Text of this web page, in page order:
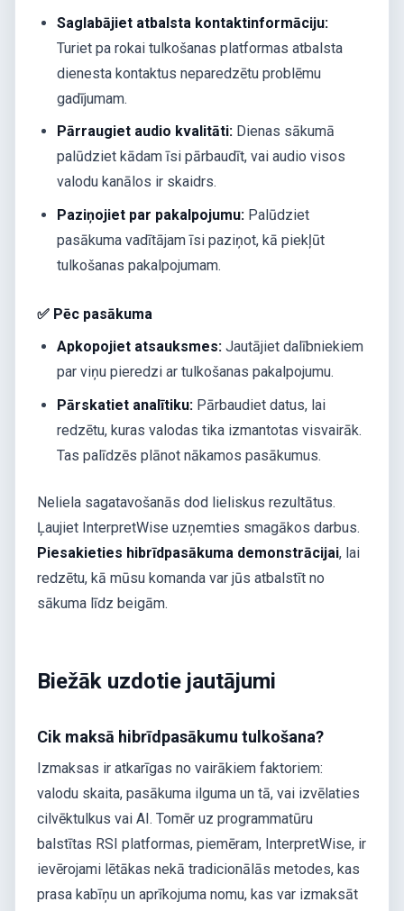
Saglabājiet atbalsta kontaktinformāciju:
Turiet pa rokai tulkošanas platformas atbalsta
dienesta kontaktus neparedzētu problēmu
gadījumam.
Pārraugiet audio kvalitāti: Dienas sākumā
palūdziet kādam īsi pārbaudīt, vai audio visos
valodu kanālos ir skaidrs.
Paziņojiet par pakalpojumu: Palūdziet
pasākuma vadītājam īsi paziņot, kā piekļūt
tulkošanas pakalpojumam.
✅ Pēc pasākuma
Apkopojiet atsauksmes: Jautājiet dalībniekiem
par viņu pieredzi ar tulkošanas pakalpojumu.
Pārskatiet analītiku: Pārbaudiet datus, lai
redzētu, kuras valodas tika izmantotas visvairāk.
Tas palīdzēs plānot nākamos pasākumus.
Neliela sagatavošanās dod lieliskus rezultātus.
Ļaujiet InterpretWise uzņemties smagākos darbus.
Piesakieties hibrīdpasākuma demonstrācijai, lai
redzētu, kā mūsu komanda var jūs atbalstīt no
sākuma līdz beigām.
Biežāk uzdotie jautājumi
Cik maksā hibrīdpasākumu tulkošana?
Izmaksas ir atkarīgas no vairākiem faktoriem:
valodu skaita, pasākuma ilguma un tā, vai izvēlaties
cilvēktulkus vai AI. Tomēr uz programmatūru
balstītas RSI platformas, piemēram, InterpretWise, ir
ievērojami lētākas nekā tradicionālās metodes, kas
prasa kabīņu un aprīkojuma nomu, kas var izmaksāt